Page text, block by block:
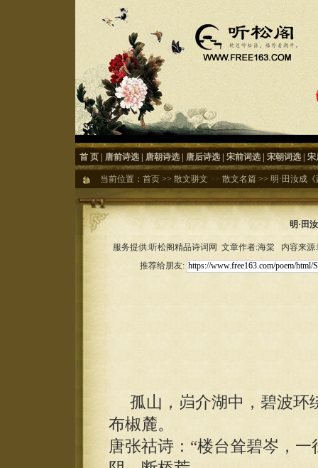
首 页 唐前诗选 唐朝诗选 唐后诗选 宋前词选 宋朝词选 宋
当前位置： 首页 >> 散文骈文 >> 散文名篇 >> 明·田汝成
明·田
服务提供:听松阁精品诗词网 文章作者:海棠 内容来
推荐给朋友:
孤山，岿介湖中，碧波环
布椒麓。
唐张祜诗：“楼台耸碧岑，